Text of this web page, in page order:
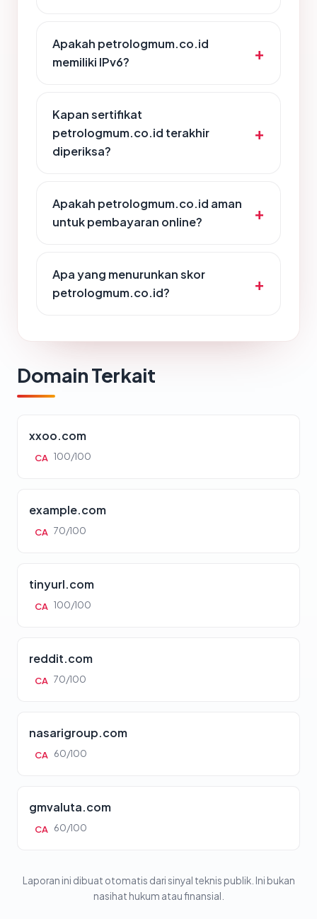
Apakah petrologmum.co.id
memiliki IPv6?
Kapan sertifikat
petrologmum.co.id terakhir
diperiksa?
Apakah petrologmum.co.id aman
untuk pembayaran online?
Apa yang menurunkan skor
petrologmum.co.id?
Domain Terkait
xxoo.com
CA 100/100
example.com
CA 70/100
tinyurl.com
CA 100/100
reddit.com
CA 70/100
nasarigroup.com
CA 60/100
gmvaluta.com
CA 60/100
Laporan ini dibuat otomatis dari sinyal teknis publik. Ini bukan
nasihat hukum atau finansial.